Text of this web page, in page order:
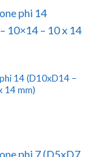
14 (D10xD14 –
14 mm)